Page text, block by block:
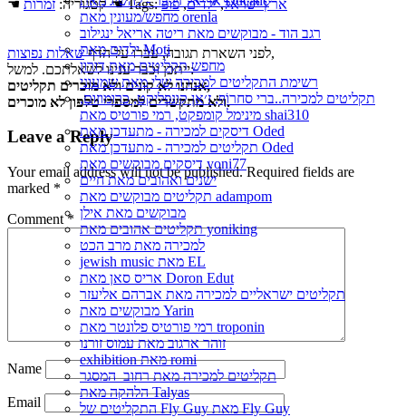
מחפש/מעונין מאת orenla
רגב הוד - מבוקשים מאת ריטה אריאל ינגילוב
ילדים מאת Moti
מחפש תקליטים מאת דורון
רשימת התקליטים למכירה שלי מאת שמעוני
תקליטים למכירה..ברי סחרוֹף, ז׳אן קונפליקט, כרומוזום,
מינימל קומפקט, רמי פורטיס מאת shai310
דיסקים למכירה - מתעדכן מאת Oded
תקליטים למכירה - מתעדכן מאת Oded
דיסקים מבוקשים מאת yoni77
ישנים ואהובים מאת חיים
תקליטים מבוקשים מאת adampom
מבוקשים מאת אילן
תקליטים אהובים מאת yoniking
למכירה מאת מרב הכט
jewish music מאת EL
אריס סאן מאת Doron Edut
תקליטים ישראליים למכירה מאת אברהם אליעזר
מבוקשים מאת Yarin
רמי פורטיס פלונטר מאת troponin
זוהר ארגוב מאת עמוס זורנו
exhibition מאת romi
תקליטים למכירה מאת רחוב_המסגר
הלהקה מאת Talyas
התקליטים של Fly Guy מאת Fly Guy
☚ קטגוריה: זמרות ☚ Tags: ארץ ישראל,ילדים,פופ
לפני השארת תגובה, עברו על הדףשאלות נפוצות
,
ייתכן וכבר ענינו לשאלתכם. למשל:
אנחנו לא קונים ולא מוכרים תקליטים,
ולא מתקשרים למספרי טלפון לא מוכרים.
Leave a Reply
Your email address will not be published. Required fields are
marked *
Comment*
Name
Email